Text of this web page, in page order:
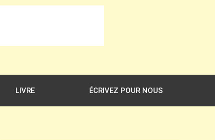
LIVRE ÉCRIVEZ POUR NOUS